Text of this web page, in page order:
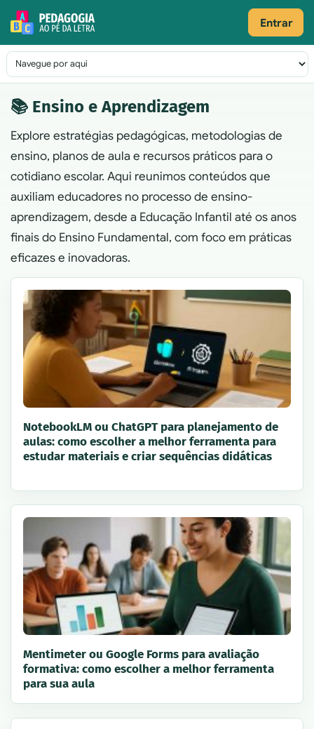
Pular para o conteúdo
Entrar
Navegação principal
📚 Ensino e Aprendizagem
Explore estratégias pedagógicas, metodologias de
ensino, planos de aula e recursos práticos para o
cotidiano escolar. Aqui reunimos conteúdos que
auxiliam educadores no processo de ensino-
aprendizagem, desde a Educação Infantil até os anos
finais do Ensino Fundamental, com foco em práticas
eficazes e inovadoras.
NotebookLM ou ChatGPT para planejamento de
aulas: como escolher a melhor ferramenta para
estudar materiais e criar sequências didáticas
Mentimeter ou Google Forms para avaliação
formativa: como escolher a melhor ferramenta
para sua aula